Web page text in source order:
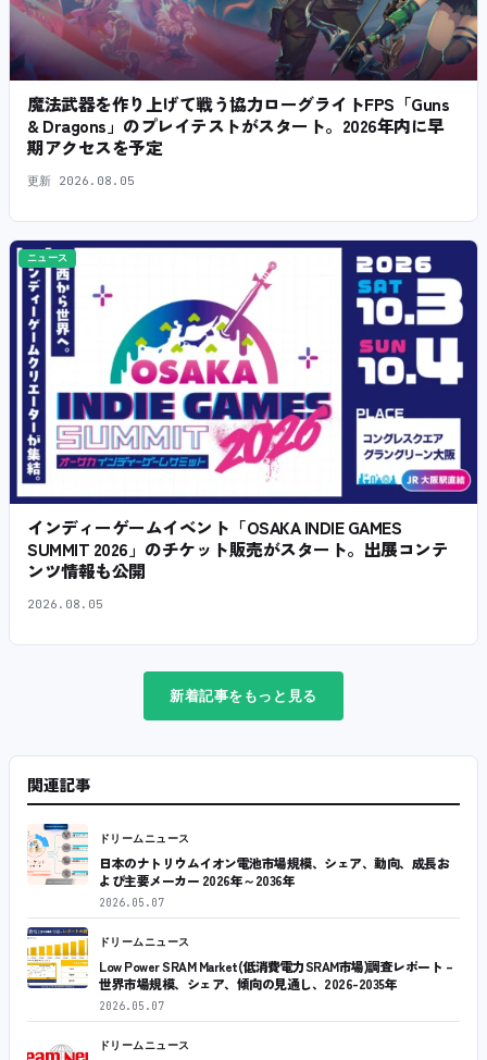
魔法武器を作り上げて戦う協力ローグライトFPS「Guns
& Dragons」のプレイテストがスタート。2026年内に早
期アクセスを予定
更新 2026.08.05
ニュース
インディーゲームイベント「OSAKA INDIE GAMES
SUMMIT 2026」のチケット販売がスタート。出展コンテ
ンツ情報も公開
2026.08.05
新着記事をもっと見る
関連記事
ドリームニュース
日本のナトリウムイオン電池市場規模、シェア、動向、成長お
よび主要メーカー 2026年～2036年
2026.05.07
ドリームニュース
Low Power SRAM Market(低消費電力SRAM市場)調査レポート –
世界市場規模、シェア、傾向の見通し、2026-2035年
2026.05.07
ドリームニュース